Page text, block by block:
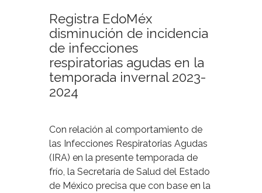
Registra EdoMéx
disminución de incidencia
de infecciones
respiratorias agudas en la
temporada invernal 2023-
2024
Con relación al comportamiento de
las Infecciones Respiratorias Agudas
(IRA) en la presente temporada de
frío, la Secretaría de Salud del Estado
de México precisa que con base en la